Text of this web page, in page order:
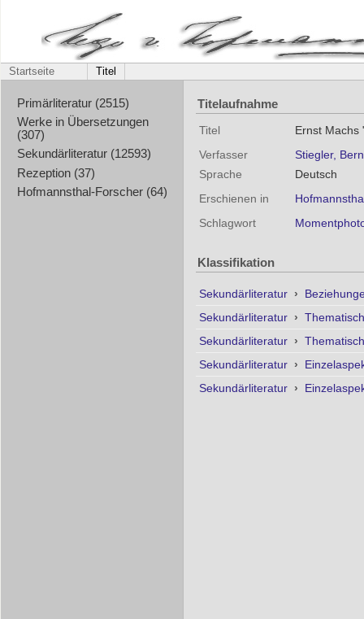
Startseite Titel
Primärliteratur (2515)
Werke in Übersetzungen
(307)
Sekundärliteratur (12593)
Rezeption (37)
Hofmannsthal-Forscher (64)
Titelaufnahme
Titel
Ernst Machs
Verfasser
Stiegler,
Sprache
Deutsch
Erschienen in
Schlagwort
Klassifikation
Sekundärliteratur ›
Sekundärliteratur ›
Sekundärliteratur ›
Sekundärliteratur ›
Sekundärliteratur ›